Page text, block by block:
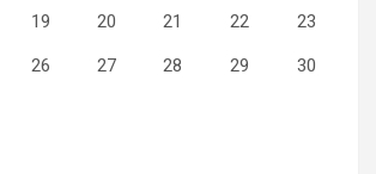
19 20 21 22 23
26 27 28 29 30